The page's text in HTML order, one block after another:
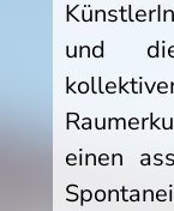
und
einen